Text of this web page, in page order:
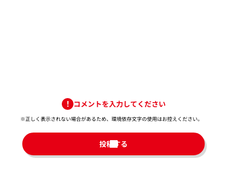
コメントを入力してください
※正しく表示されない場合があるため、環境依存文字の使用はお控えください。​
投稿する